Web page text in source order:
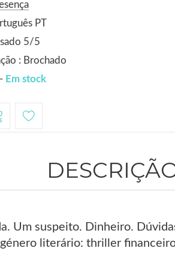
PT
5/5
: Brochado
Em stock
Um suspeito. Dinheiro.
literário: thriller